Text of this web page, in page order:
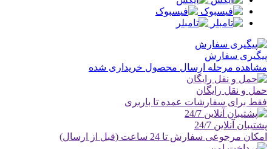
پیگیری سفارش
مشاهده مرحله ارسال محصول خریداری شده
حمل و نقل رایگان
فقط برای سفارشات عمده تا باربری
پشتیبان آنلاین 24/7
امکان مرجوعی سفارش تا 24 ساعت (قبل از ارسال)